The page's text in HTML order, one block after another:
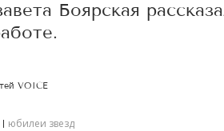
Боярская
VOICE
юбилеи звезд